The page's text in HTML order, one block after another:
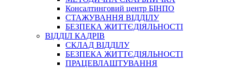
Консалтинговий центр БІНПО
СТАЖУВАННЯ ВІДДІЛУ
БЕЗПЕКА ЖИТТЄДІЯЛЬНОСТІ
ВІДДІЛ КАДРІВ
СКЛАД ВІДДІЛУ
БЕЗПЕКА ЖИТТЄДІЯЛЬНОСТІ
ПРАЦЕВЛАШТУВАННЯ